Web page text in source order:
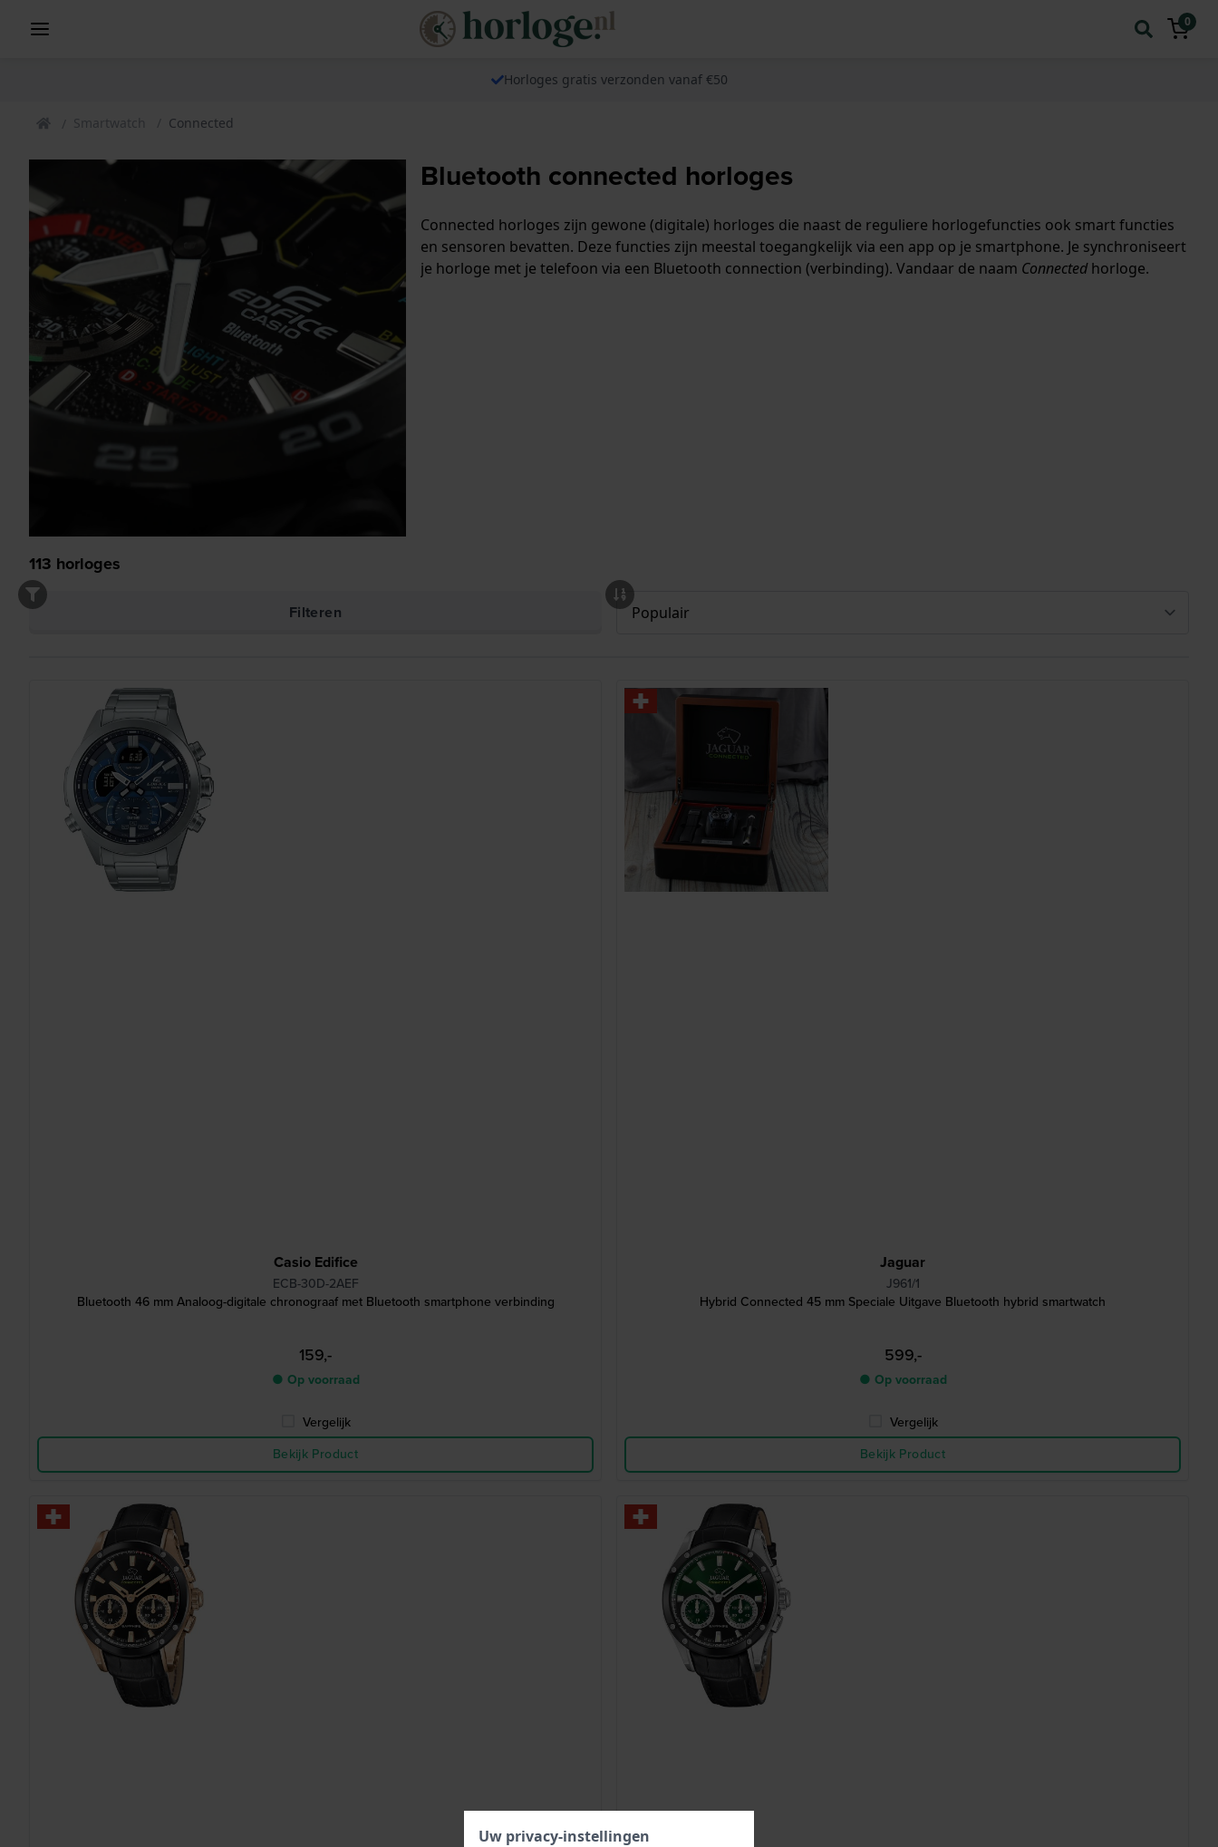
0
Horloges gratis verzonden vanaf €50
Smartwatch Connected
Bluetooth connected horloges
Connected horloges zijn gewone (digitale) horloges die naast de reguliere horlogefuncties ook smart functies
en sensoren bevatten. Deze functies zijn meestal toegangkelijk via een app op je smartphone. Je synchroniseert
je horloge met je telefoon via een Bluetooth connection (verbinding). Vandaar de naam Connectedhorloge.
113 horloges
Filteren
Casio Edifice
ECB-30D-2AEF
Bluetooth 46 mm Analoog-digitale chronograaf met Bluetooth smartphone verbinding
159,-
● Op voorraad
Vergelijk
Bekijk Product
Jaguar
J961/1
Hybrid Connected 45 mm Speciale Uitgave Bluetooth hybrid smartwatch
599,-
● Op voorraad
Vergelijk
Bekijk Product
Uw privacy-instellingen